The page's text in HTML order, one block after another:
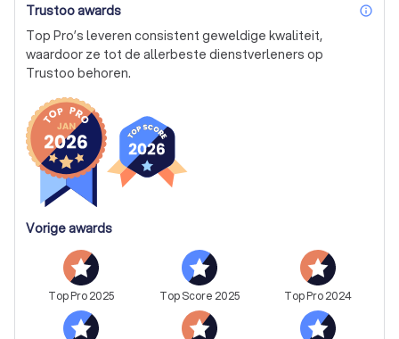
Bodemisolatie (kelder/kruipruimte)
Schuin dak
Isolatieadvies / Isolatieplan
Gevelreiniging (aanslag of vervuiling)
Trustoo awards
Top Pro’s leveren consistent geweldige kwaliteit,
waardoor ze tot de allerbeste dienstverleners op
Trustoo behoren.
Vorige awards
TopPro2025 TopScore 2025 TopPro2024